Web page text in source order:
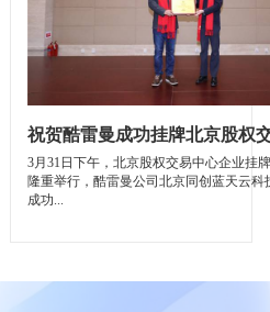
祝贺酷雷曼成功挂牌北京股权
3月31日下午，北京股权交易中心企业挂
隆重举行，酷雷曼公司北京同创蓝天云科
成功...